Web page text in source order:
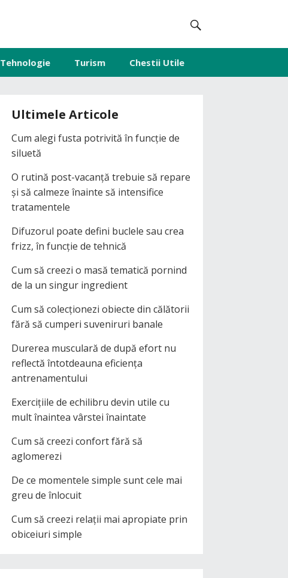
Tehnologie Turism Chestii Utile
Ultimele Articole
Cum alegi fusta potrivită în funcție de
siluetă
O rutină post-vacanță trebuie să repare
și să calmeze înainte să intensifice
tratamentele
Difuzorul poate defini buclele sau crea
frizz, în funcție de tehnică
Cum să creezi o masă tematică pornind
de la un singur ingredient
Cum să colecționezi obiecte din călătorii
fără să cumperi suveniruri banale
Durerea musculară de după efort nu
reflectă întotdeauna eficiența
antrenamentului
Exercițiile de echilibru devin utile cu
mult înaintea vârstei înaintate
Cum să creezi confort fără să
aglomerezi
De ce momentele simple sunt cele mai
greu de înlocuit
Cum să creezi relații mai apropiate prin
obiceiuri simple